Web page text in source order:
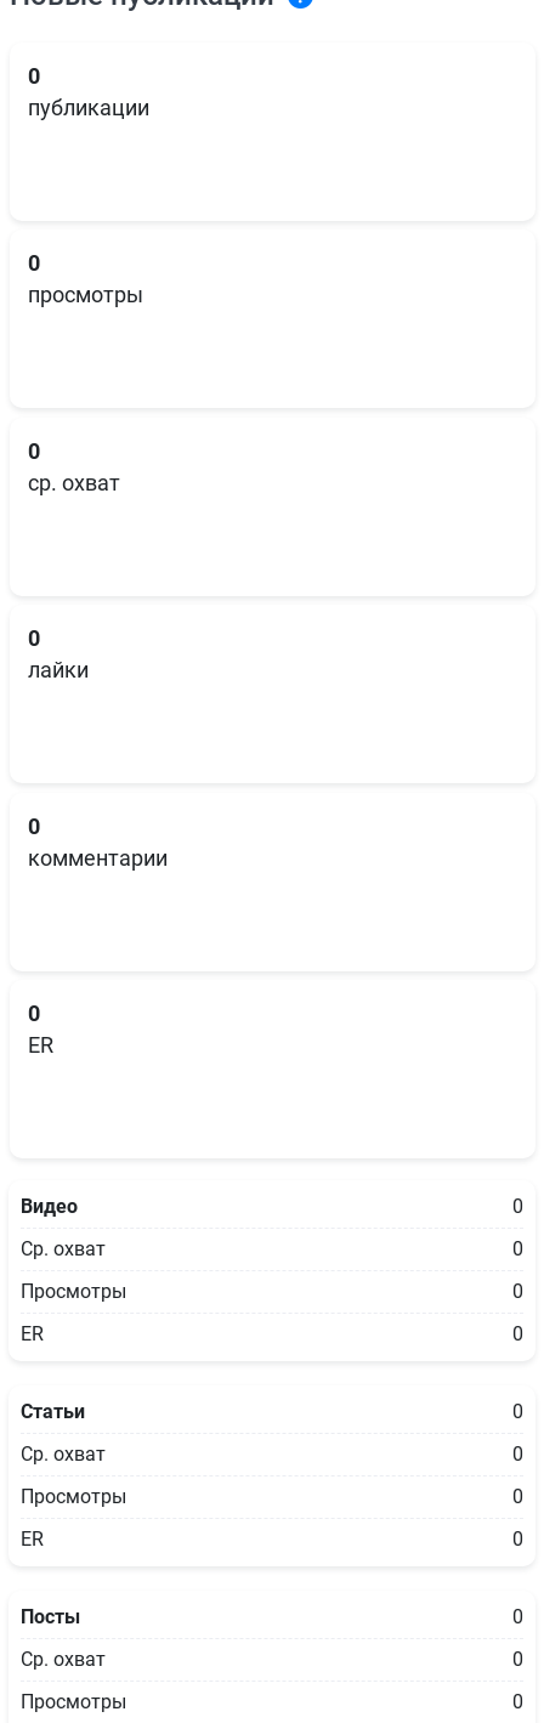
0
публикации
0
просмотры
0
ср. охват
0
лайки
0
комментарии
0
ER
Видео
0
Ср. охват
0
Просмотры
0
ER
0
Статьи
0
Ср. охват
0
Просмотры
0
ER
0
Посты
0
Ср. охват
0
Просмотры
0